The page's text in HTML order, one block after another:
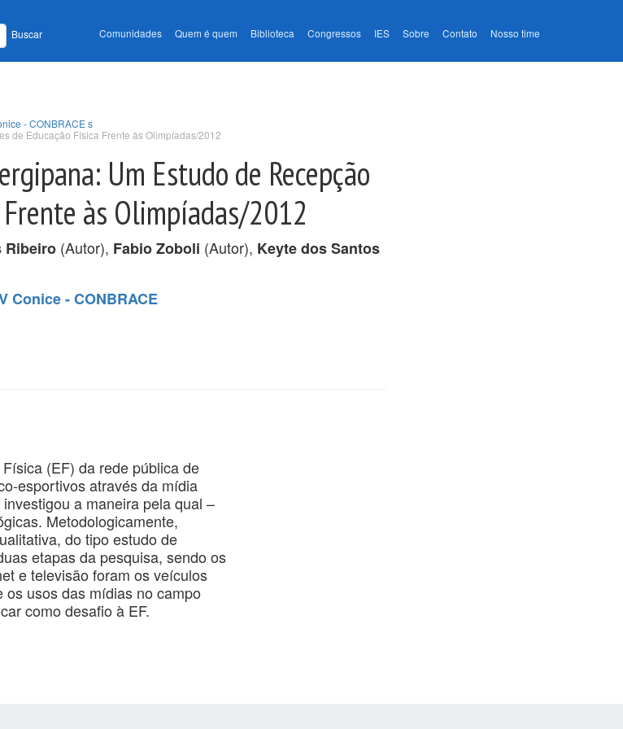
Buscar Comunidades Quem é quem Biblioteca Congressos IES Sobre Contato Nosso time
- CONBRACE s
de Educação Física Frente às Olimpíadas/2012
Um Estudo de Recepção
às Olimpíadas/2012
Ribeiro (Autor), Fabio Zoboli (Autor), Keyte dos Santos
Conice - CONBRACE
(EF) da rede pública de
esportivos através da mídia
a maneira pela qual –
Metodologicamente,
do tipo estudo de
etapas da pesquisa, sendo os
e televisão foram os veículos
usos das mídias no campo
como desafio à EF.